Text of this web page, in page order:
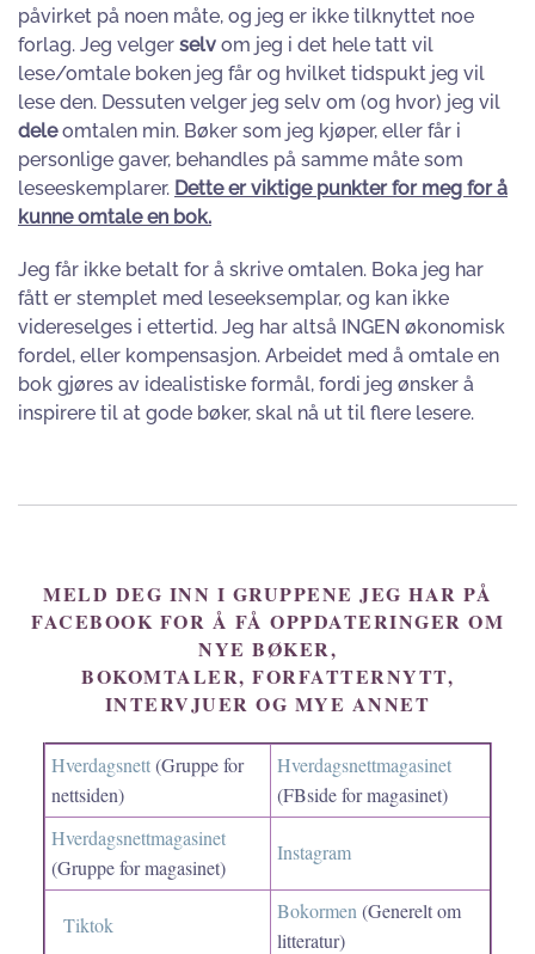
påvirket på noen måte, og jeg er ikke tilknyttet noe
forlag. Jeg velger selv om jeg i det hele tatt vil
lese/omtale boken jeg får og hvilket tidspukt jeg vil
lese den. Dessuten velger jeg selv om (og hvor) jeg vil
deleomtalen min. Bøker som jeg kjøper, eller får i
personlige gaver, behandles på samme måte som
leseeskemplarer. Dette er viktige punkter for meg for å
kunne omtale en bok.
Jeg får ikke betalt for å skrive omtalen. Boka jeg har
fått er stemplet med leseeksemplar, og kan ikke
videreselges i ettertid. Jeg har altså INGEN økonomisk
fordel, eller kompensasjon. Arbeidet med å omtale en
bok gjøres av idealistiske formål, fordi jeg ønsker å
inspirere til at gode bøker, skal nå ut til flere lesere.
MELD DEG INN I GRUPPENE JEG HAR PÅ
FACEBOOK FOR Å FÅ OPPDATERINGER OM
NYE BØKER,
BOKOMTALER, FORFATTERNYTT,
INTERVJUER OG MYE ANNET
Hverdagsnett(Gruppe for
nettsiden)
Hverdagsnettmagasinet
(FBside for magasinet)
Hverdagsnettmagasinet
(Gruppe for magasinet)
Instagram
Tiktok
Bokormen (Generelt om
litteratur)